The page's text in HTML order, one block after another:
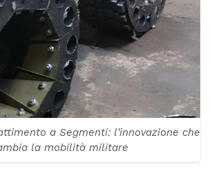
a Segmenti: l'innovazione che
la mobilità militare